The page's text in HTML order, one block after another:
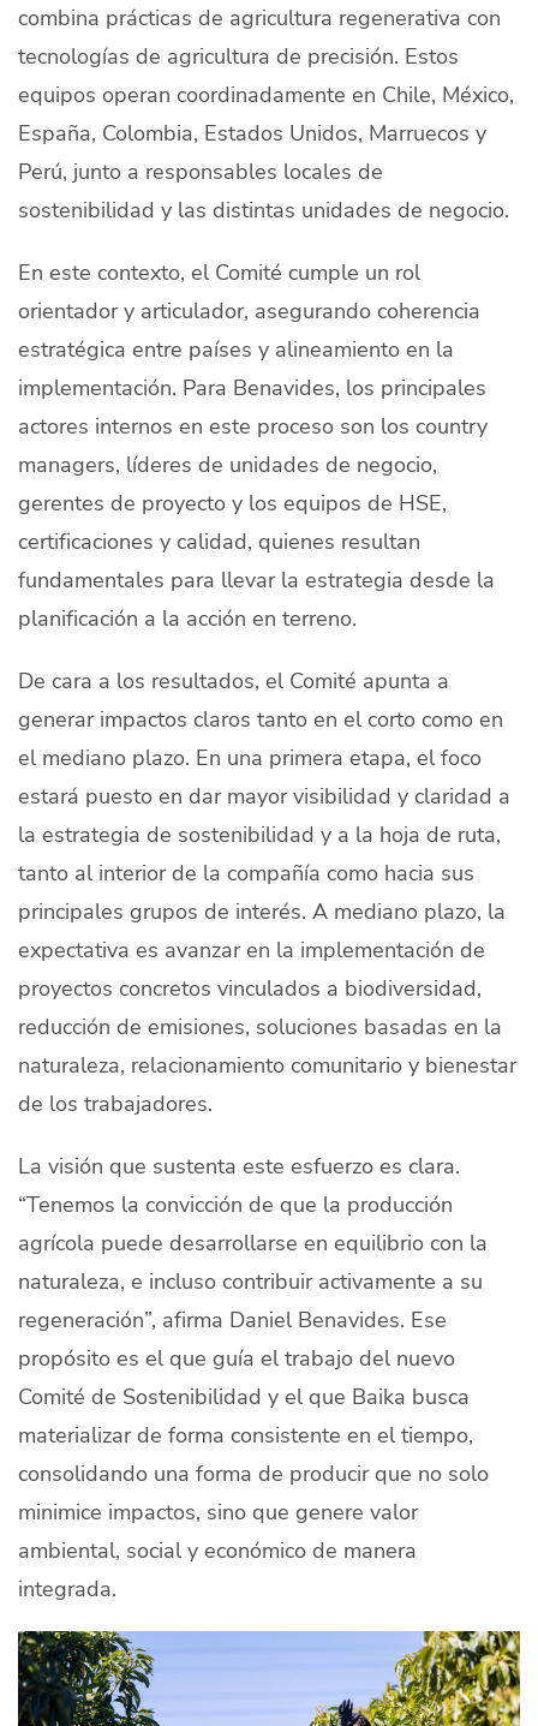
combina prácticas de agricultura regenerativa con
tecnologías de agricultura de precisión. Estos
equipos operan coordinadamente en Chile, México,
España, Colombia, Estados Unidos, Marruecos y
Perú, junto a responsables locales de
sostenibilidad y las distintas unidades de negocio.
En este contexto, el Comité cumple un rol
orientador y articulador, asegurando coherencia
estratégica entre países y alineamiento en la
implementación. Para Benavides, los principales
actores internos en este proceso son los country
managers, líderes de unidades de negocio,
gerentes de proyecto y los equipos de HSE,
certificaciones y calidad, quienes resultan
fundamentales para llevar la estrategia desde la
planificación a la acción en terreno.
De cara a los resultados, el Comité apunta a
generar impactos claros tanto en el corto como en
el mediano plazo. En una primera etapa, el foco
estará puesto en dar mayor visibilidad y claridad a
la estrategia de sostenibilidad y a la hoja de ruta,
tanto al interior de la compañía como hacia sus
principales grupos de interés. A mediano plazo, la
expectativa es avanzar en la implementación de
proyectos concretos vinculados a biodiversidad,
reducción de emisiones, soluciones basadas en la
naturaleza, relacionamiento comunitario y bienestar
de los trabajadores.
La visión que sustenta este esfuerzo es clara.
“Tenemos la convicción de que la producción
agrícola puede desarrollarse en equilibrio con la
naturaleza, e incluso contribuir activamente a su
regeneración”, afirma Daniel Benavides. Ese
propósito es el que guía el trabajo del nuevo
Comité de Sostenibilidad y el que Baika busca
materializar de forma consistente en el tiempo,
consolidando una forma de producir que no solo
minimice impactos, sino que genere valor
ambiental, social y económico de manera
integrada.